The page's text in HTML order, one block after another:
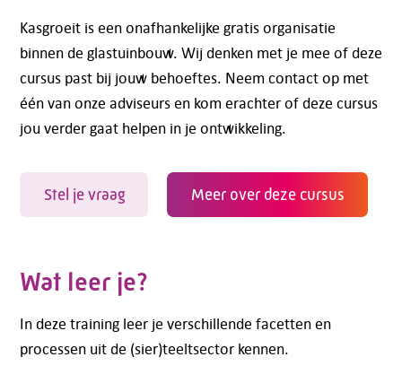
Kasgroeit is een onafhankelijke gratis organisatie
binnen de glastuinbouw. Wij denken met je mee of deze
cursus past bij jouw behoeftes. Neem contact op met
één van onze adviseurs en kom erachter of deze cursus
jou verder gaat helpen in je ontwikkeling.
Stel je vraag Meer over deze cursus
Wat leer je?
In deze training leer je verschillende facetten en
processen uit de (sier)teeltsector kennen.